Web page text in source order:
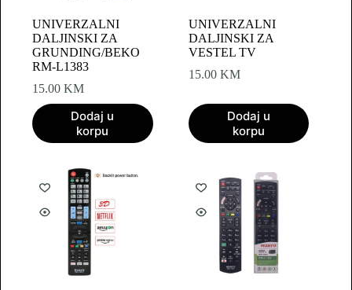
UNIVERZALNI
DALJINSKI ZA
GRUNDING/BEKO
RM-L1383
15.00 KM
Dodaj u
korpu
UNIVERZALNI
DALJINSKI ZA
VESTEL TV
15.00 KM
Dodaj u
korpu